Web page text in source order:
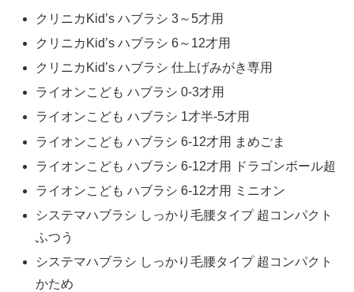
クリニカKid’s ハブラシ 3～5才用
クリニカKid’s ハブラシ 6～12才用
クリニカKid’s ハブラシ 仕上げみがき専用
ライオンこども ハブラシ 0-3才用
ライオンこども ハブラシ 1才半‐5才用
ライオンこども ハブラシ 6‐12才用 まめごま
ライオンこども ハブラシ 6‐12才用 ドラゴンボール超
ライオンこども ハブラシ 6‐12才用 ミニオン
システマハブラシ しっかり毛腰タイプ 超コンパクト
ふつう
システマハブラシ しっかり毛腰タイプ 超コンパクト
かため